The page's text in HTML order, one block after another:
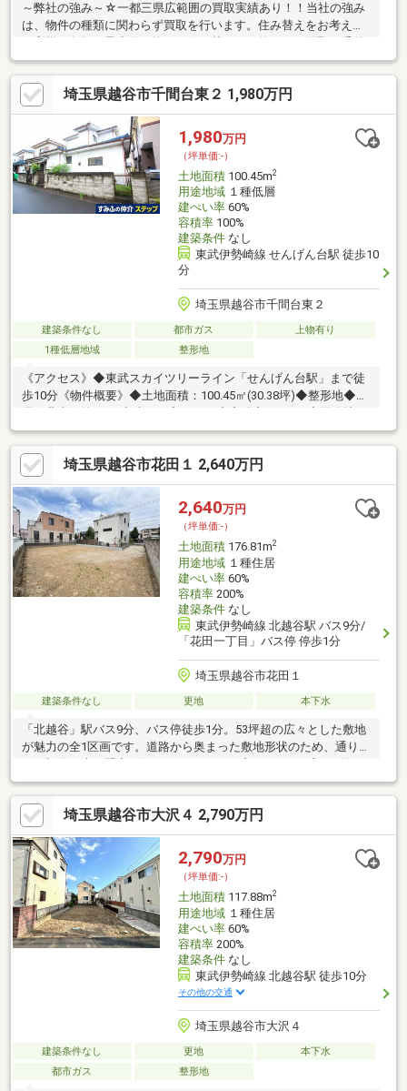
～弊社の強み～☆一都三県広範囲の買取実績あり！！当社の強み
は、物件の種類に関わらず買取を行います。住み替えをお考えの
中です！！査定無料秘密厳守です。☆最新の相続情報が学べるセ
ミナーを随時実施しています。相続に関しては、毎月開催の無料
セミナーや相談サービスを提供し、専門家によるサポートも行い
ます。☆センチュリー21は全国の店舗数NO1！！弊社は昨年全店
舗で4位の実績があります。ネットワークを活かし、お客様に安心
と信頼のサービスを提供し、楽しい物件探しをサポートさせてい
ただきます。お気軽にご相談ください。
埼玉県越谷市千間台東２ 1,980万円
1,980万円
（坪単価:-）
土地面積100.45m2
用途地域１種低層
建ぺい率60%
容積率100%
建築条件なし
東武伊勢崎線 せんげん台駅 徒歩10
分
埼玉県越谷市千間台東２
建築条件なし 都市ガス
上物有り
1種低層地域
整形地
《アクセス》◆東武スカイツリーライン「せんげん台駅」まで徒
歩10分《物件概要》◆土地面積：100.45㎡(30.38坪)◆整形地◆幅
域：第一種低層住居専用地域、第二種住居地域◆現況：古家有◆
建築条件付き土地ではございません！お好きなハウスメーカーで
建築可能です♪埼玉県越谷市花田１ 2,640万円
2,640万円
（坪単価:-）
土地面積176.81m2
用途地域１種住居
建ぺい率60%
容積率200%
建築条件なし
東武伊勢崎線 北越谷駅 バス9分/
「花田一丁目」バス停 停歩1分
埼玉県越谷市花田１
建築条件なし 更地 本下水
「北越谷」駅バス9分、バス停徒歩1分。53坪超の広々とした敷地
が魅力の全1区画です。道路から奥まった敷地形状のため、通りか
らの視線や車の騒音が気になりにくく、プライベート感ある静か
で安全な住環境を確保できます。建築条件はありませんので、お
好きなハウスメーカーで自由な邸宅を建築可能。周辺は小学校や
商業施設が揃う、暮らしやすいエリアです。■お問い合わせは
0120-800-356まで！物件の詳細はもちろん、◎物件購入にはどの
くらいの費用がかかるか、◎住宅ローンや金利について知りた
い！などのご相談にも応じます！お気軽にお問い合わせくださ
い！
埼玉県越谷市大沢４ 2,790万円
2,790万円
（坪単価:-）
土地面積117.88m2
用途地域１種住居
建ぺい率60%
容積率200%
建築条件なし
東武伊勢崎線 北越谷駅 徒歩10分
その他の交通
埼玉県越谷市大沢４
建築条件なし 更地
本下水
都市ガス
整形地